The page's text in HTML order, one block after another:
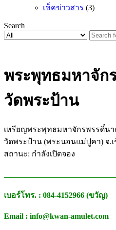
เช็คข่าวสาร (3)
Search
พระพุทธมหาจัก
วัดพระป้าน
เหรียญพระพุทธมหาจักรพรรดิ์นา
วัดพระป้าน (พระนอนแม่ปูคา) จ.เ
สถานะ: กำลังเปิดจอง
เบอร์โทร. : 084-4152966 (ขวัญ)
Email : info@kwan-amulet.com